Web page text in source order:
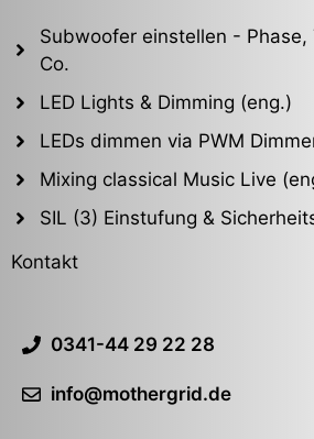
Subwoofer einstellen - Phase,
Co.
LED Lights & Dimming (eng.)
LEDs dimmen via PWM
Mixing classical Music Live
SIL (3) Einstufung &
Kontakt
0341-44 29 22 28
info@mothergrid.de